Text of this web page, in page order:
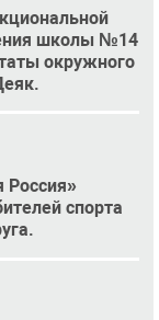
школы №14
окружного
Россия»
спорта